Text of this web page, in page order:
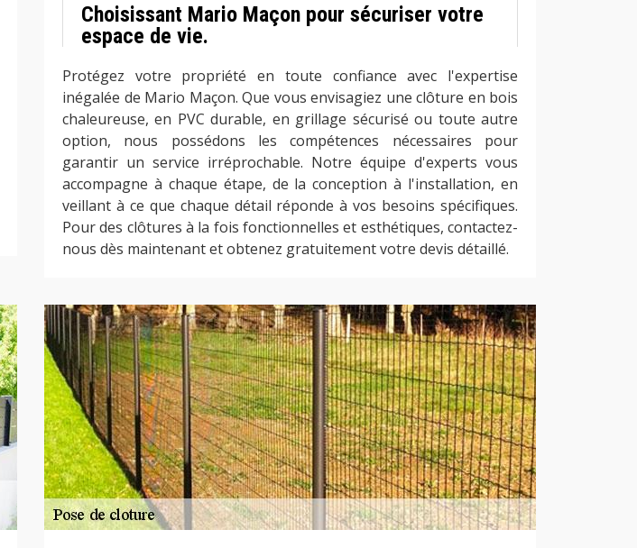
Choisissant Mario Maçon pour sécuriser votre
espace de vie.
Protégez votre propriété en toute confiance avec l'expertise
inégalée de Mario Maçon. Que vous envisagiez une clôture en bois
chaleureuse, en PVC durable, en grillage sécurisé ou toute autre
option, nous possédons les compétences nécessaires pour
garantir un service irréprochable. Notre équipe d'experts vous
accompagne à chaque étape, de la conception à l'installation, en
veillant à ce que chaque détail réponde à vos besoins spécifiques.
Pour des clôtures à la fois fonctionnelles et esthétiques, contactez-
nous dès maintenant et obtenez gratuitement votre devis détaillé.